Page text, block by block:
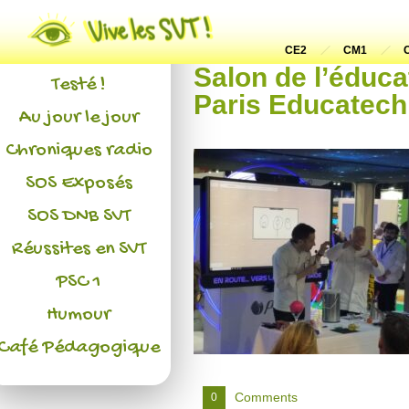
CE2 CM1
Salon de
Paris
0 Comments
Actualités
L'association
Testé !
Au jour le jour
Chroniques radio
SOS Exposés
SOS DNB SVT
Réussites en SVT
PSC 1
Humour
Pédagogique